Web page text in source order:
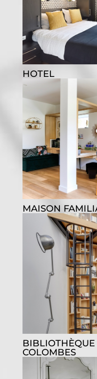
HOTEL
MAISON
COLOMBES